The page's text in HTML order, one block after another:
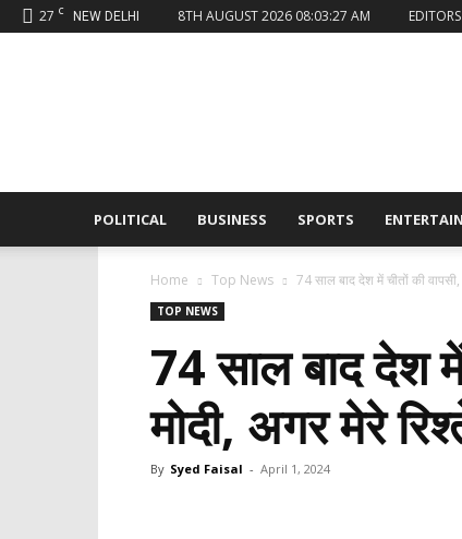
27 C NEW DELHI 8TH AUGUST 2026 08:03:27 AM
POLITICAL BUSINESS SPORTS
Home Top News 74 साल बाद देश में चीतों की वापसी,
TOP NEWS
74 साल बाद देश
मोदी, अगर मेरे
By Syed Faisal - April 1, 2024